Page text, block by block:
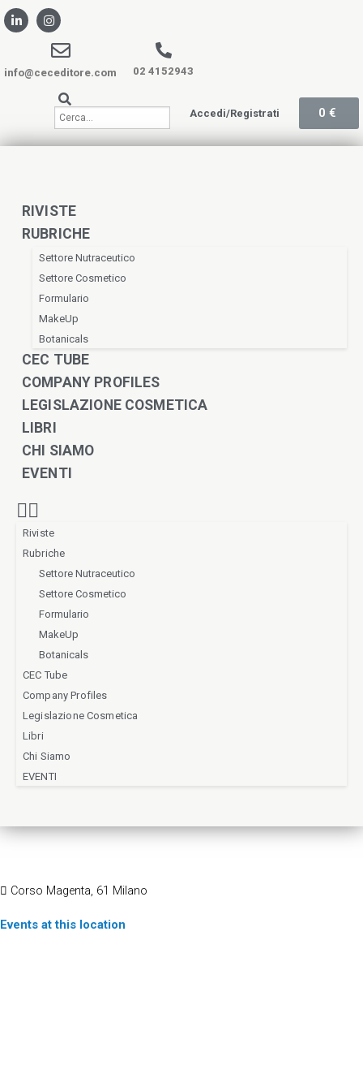
info@ceceditore.com 02 4152943
Accedi/Registrati 0 €
RIVISTE
RUBRICHE
Settore Nutraceutico
Settore Cosmetico
Formulario
MakeUp
Botanicals
CEC TUBE
COMPANY PROFILES
LEGISLAZIONE COSMETICA
LIBRI
CHI SIAMO
EVENTI
Riviste
Rubriche
Settore Nutraceutico
Settore Cosmetico
Formulario
MakeUp
Botanicals
CEC Tube
Company Profiles
Legislazione Cosmetica
Libri
Chi Siamo
EVENTI
Corso Magenta, 61 Milano
Events at this location